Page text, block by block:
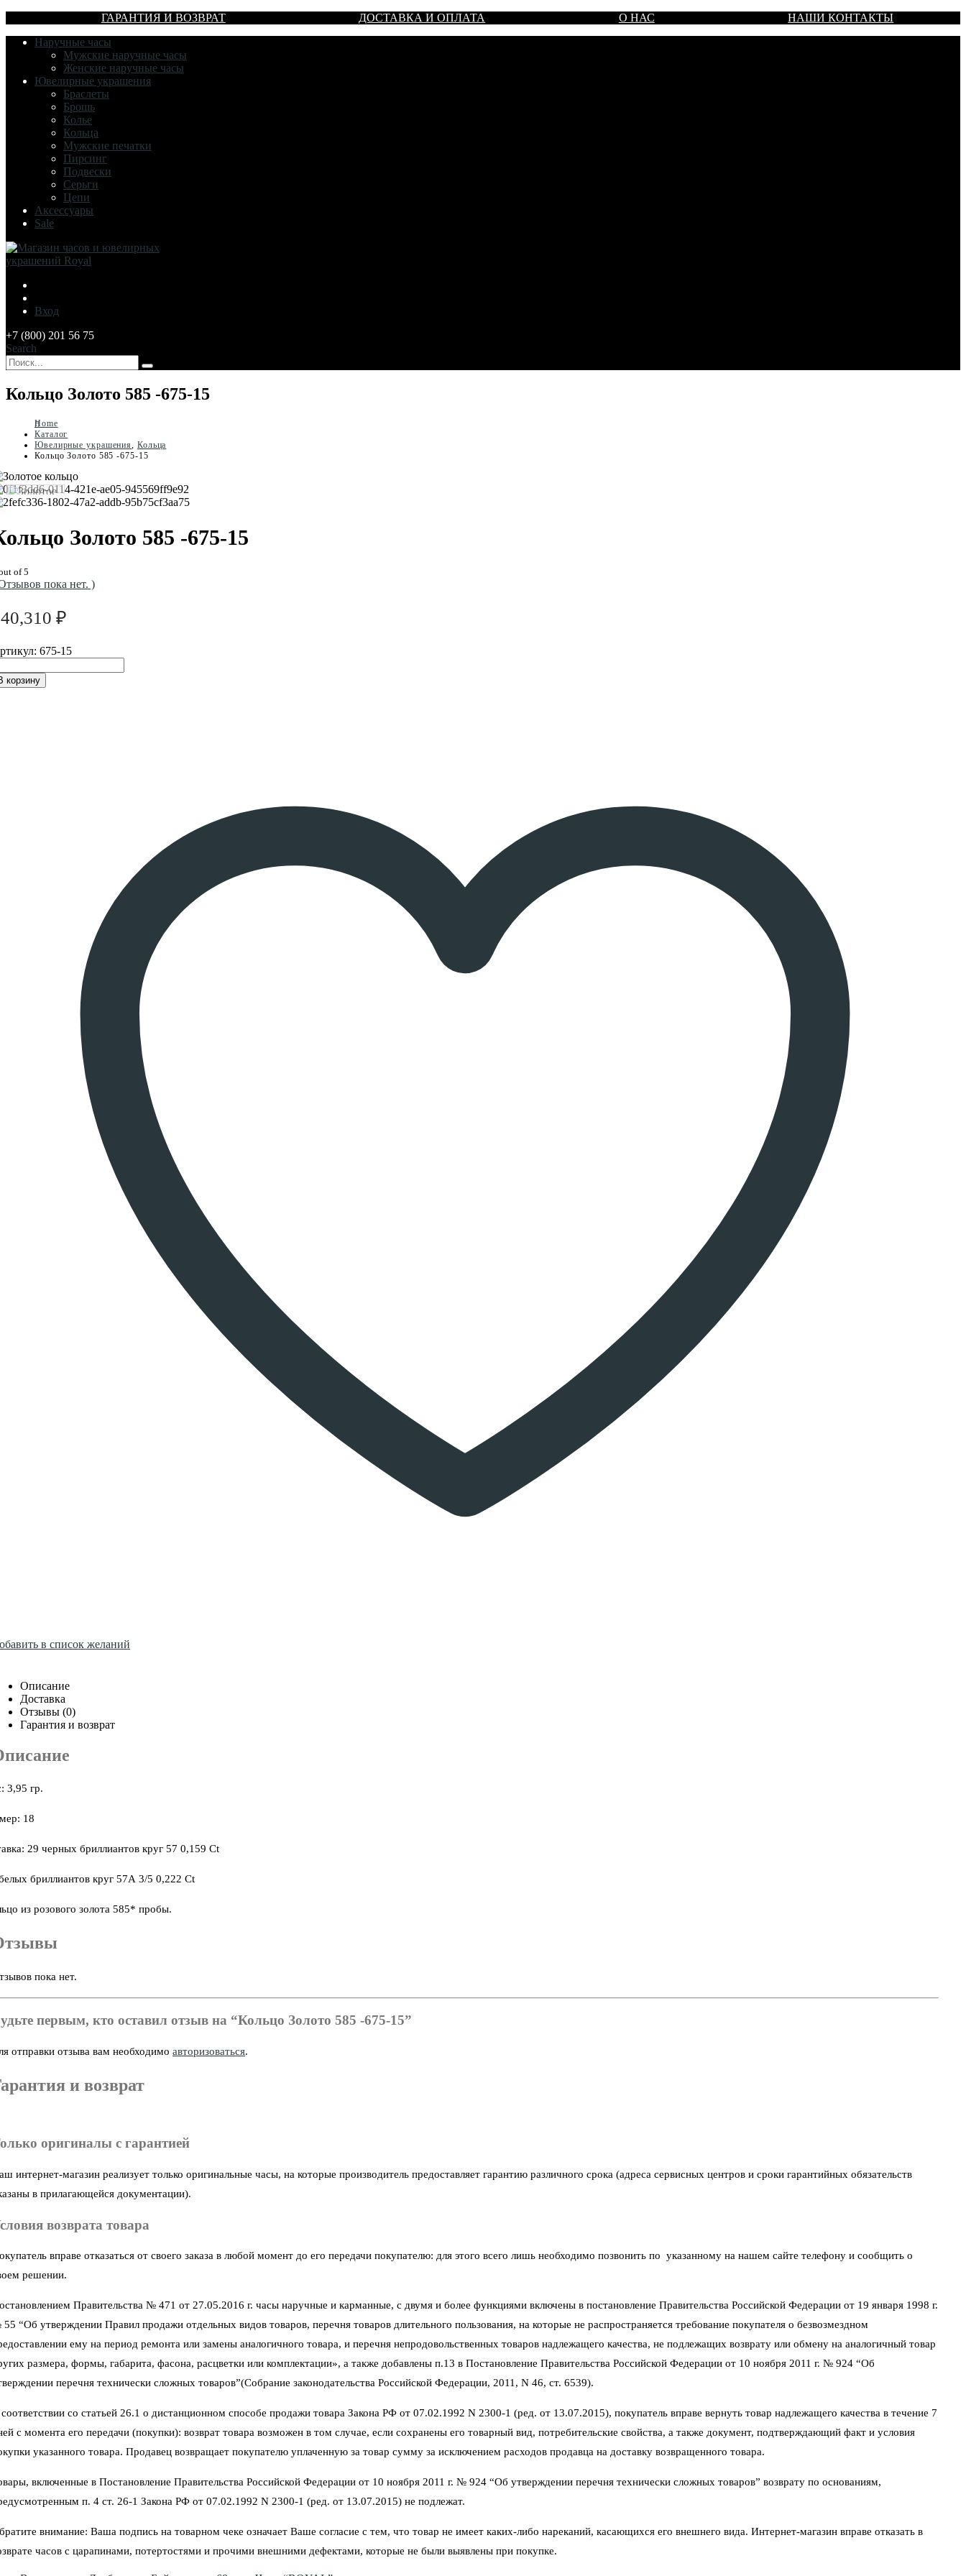
ГАРАНТИЯ И ВОЗВРАТ ДОСТАВКА И ОПЛАТА О НАС
НАШИ КОНТАКТЫ
Наручные часы
Мужские наручные часы
Женские наручные часы
Ювелирные украшения
Браслеты
Брошь
Колье
Кольца
Мужские печатки
Пирсинг
Подвески
Серьги
Цепи
Аксессуары
Sale
Вход
+7 (800) 201 56 75
Search
Кольцо Золото 585 -675-15
Home
Каталог
Ювелирные украшения, Кольца
Кольцо Золото 585 -675-15
Золото 585 -675-15
of 5
пока нет. )
₽
675-15
корзину
в список желаний
Описание
Доставка
Отзывы (0)
Гарантия и возврат
3,95 гр.
18
29 черных бриллиантов круг 57 0,159 Ct
бриллиантов круг 57А 3/5 0,222 Ct
из розового золота 585* пробы.
пока нет.
первым, кто оставил отзыв на “Кольцо Золото 585 -675-15”
отправки отзыва вам необходимо авторизоваться.
и возврат
оригиналы с гарантией
интернет-магазин реализует только оригинальные часы, на которые производитель предоставляет гарантию различного срока (адреса сервисных центров и сроки гарантийных обязательств
в прилагающейся документации).
возврата товара
вправе отказаться от своего заказа в любой момент до его передачи покупателю: для этого всего лишь необходимо позвонить по указанному на нашем сайте телефону и сообщить о
решении.
Правительства № 471 от 27.05.2016 г. часы наручные и карманные, с двумя и более функциями включены в постановление Правительства Российской Федерации от 19 января 1998 г.
“Об утверждении Правил продажи отдельных видов товаров, перечня товаров длительного пользования, на которые не распространяется требование покупателя о безвозмездном
ему на период ремонта или замены аналогичного товара, и перечня непродовольственных товаров надлежащего качества, не подлежащих возврату или обмену на аналогичный товар
размера, формы, габарита, фасона, расцветки или комплектации», а также добавлены п.13 в Постановление Правительства Российской Федерации от 10 ноября 2011 г. № 924 “Об
перечня технически сложных товаров”(Собрание законодательства Российской Федерации, 2011, N 46, ст. 6539).
со статьей 26.1 о дистанционном способе продажи товара Закона РФ от 07.02.1992 N 2300-1 (ред. от 13.07.2015), покупатель вправе вернуть товар надлежащего качества в течение 7
с момента его передачи (покупки): возврат товара возможен в том случае, если сохранены его товарный вид, потребительские свойства, а также документ, подтверждающий факт и условия
указанного товара. Продавец возвращает покупателю уплаченную за товар сумму за исключением расходов продавца на доставку возвращенного товара.
включенные в Постановление Правительства Российской Федерации от 10 ноября 2011 г. № 924 “Об утверждении перечня технически сложных товаров” возврату по основаниям,
п. 4 ст. 26-1 Закона РФ от 07.02.1992 N 2300-1 (ред. от 13.07.2015) не подлежат.
внимание: Ваша подпись на товарном чеке означает Ваше согласие с тем, что товар не имеет каких-либо нареканий, касающихся его внешнего вида. Интернет-магазин вправе отказать в
часов с царапинами, потертостями и прочими внешними дефектами, которые не были выявлены при покупке.